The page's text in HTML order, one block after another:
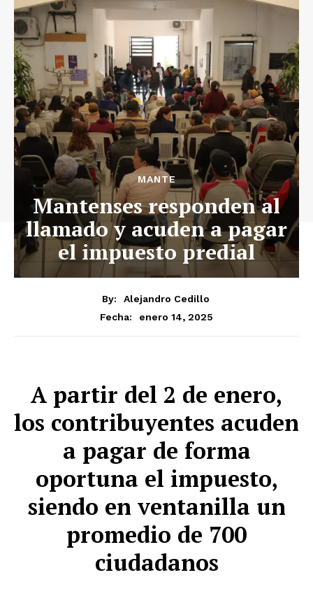
MANTE
Mantenses responden al
llamado y acuden a pagar
el impuesto predial
By:
Alejandro Cedillo
Fecha:
enero 14, 2025
A partir del 2 de enero,
los contribuyentes acuden
a pagar de forma
oportuna el impuesto,
siendo en ventanilla un
promedio de 700
ciudadanos